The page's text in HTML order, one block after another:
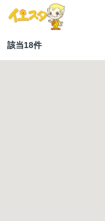
該当18件